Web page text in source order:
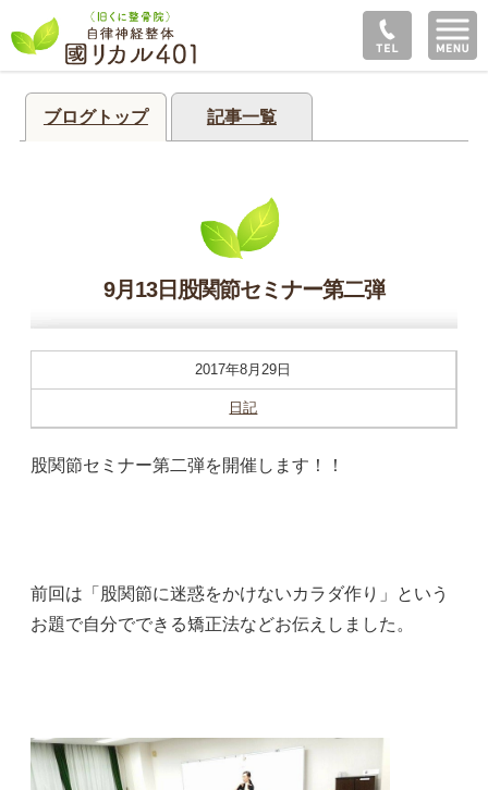
ブログトップ 記事一覧
9月13日股関節セミナー第二弾
2017年8月29日
日記
股関節セミナー第二弾を開催します！！
前回は「股関節に迷惑をかけないカラダ作り」という
お題で自分でできる矯正法などお伝えしました。